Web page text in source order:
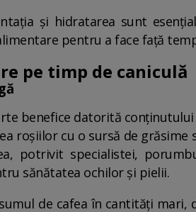
și hidratarea sunt
pentru a face față
pe timp de caniculă
benefice datorită
roșiilor cu o sursă de
potrivit specialistei,
sănătatea ochilor și pielii.
de cafea în cantități